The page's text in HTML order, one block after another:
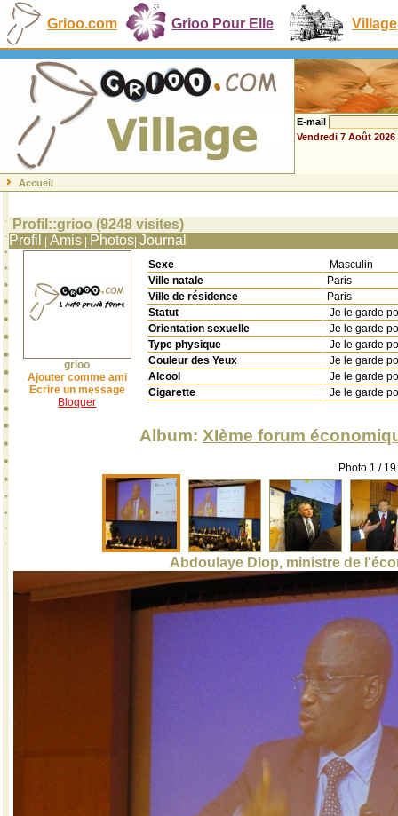
Grioo.com Grioo Pour Elle Village
E-mail
Vendredi 7 Août 2026
Accueil
Profil::grioo (9248 visites)
Profil
Amis Photos Journal
grioo
Ajouter comme ami
Ecrire un message
Bloquer
Sexe
Masculin
Ville natale
Paris
Ville de résidence
Paris
Statut
Je le garde
Orientation sexuelle
Je le garde
Type physique
Je le garde
Couleur des Yeux
Je le garde
Alcool
Je le garde
Cigarette
Je le garde
Album: XIème forum
Photo 1 /
Abdoulaye Diop, ministre de